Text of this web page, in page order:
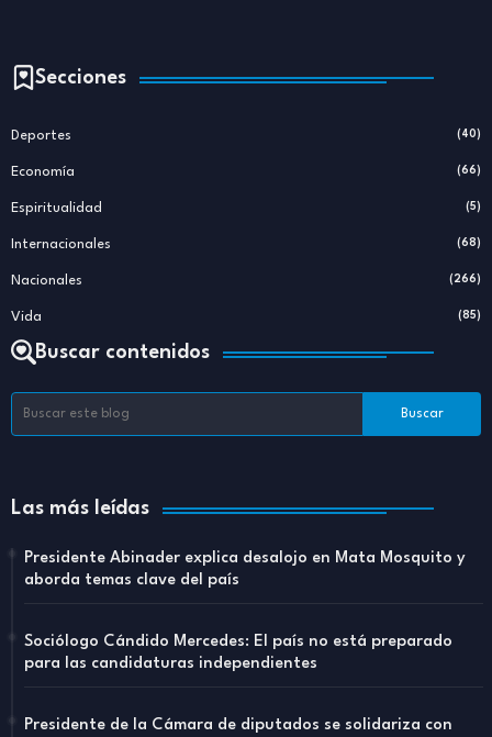
Secciones
Deportes (40)
Economía (66)
Espiritualidad (5)
Internacionales (68)
Nacionales (266)
Vida (85)
Buscar contenidos
Las más leídas
Presidente Abinader explica desalojo en Mata Mosquito y
aborda temas clave del país
Sociólogo Cándido Mercedes: El país no está preparado
para las candidaturas independientes
Presidente de la Cámara de diputados se solidariza con